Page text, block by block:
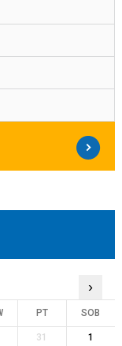
›
PT SOB
31
1